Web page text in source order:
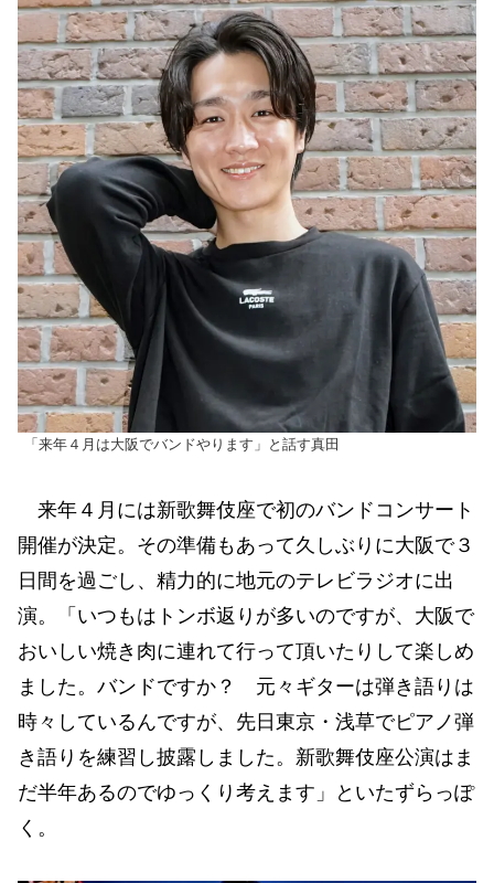
「来年４月は大阪でバンドやります」と話す真田
来年４月には新歌舞伎座で初のバンドコンサート
開催が決定。その準備もあって久しぶりに大阪で３
日間を過ごし、精力的に地元のテレビラジオに出
演。「いつもはトンボ返りが多いのですが、大阪で
おいしい焼き肉に連れて行って頂いたりして楽しめ
ました。バンドですか？ 元々ギターは弾き語りは
時々しているんですが、先日東京・浅草でピアノ弾
き語りを練習し披露しました。新歌舞伎座公演はま
だ半年あるのでゆっくり考えます」といたずらっぽ
く。